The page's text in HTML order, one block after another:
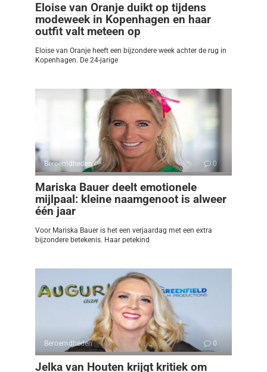
Eloise van Oranje duikt op tijdens
modeweek in Kopenhagen en haar
outfit valt meteen op
Eloise van Oranje heeft een bijzondere week achter de rug in
Kopenhagen. De 24-jarige
Beroemdheden 0
Mariska Bauer deelt emotionele
mijlpaal: kleine naamgenoot is alweer
één jaar
Voor Mariska Bauer is het een verjaardag met een extra
bijzondere betekenis. Haar petekind
Beroemdheden 0
Jelka van Houten krijgt kritiek om